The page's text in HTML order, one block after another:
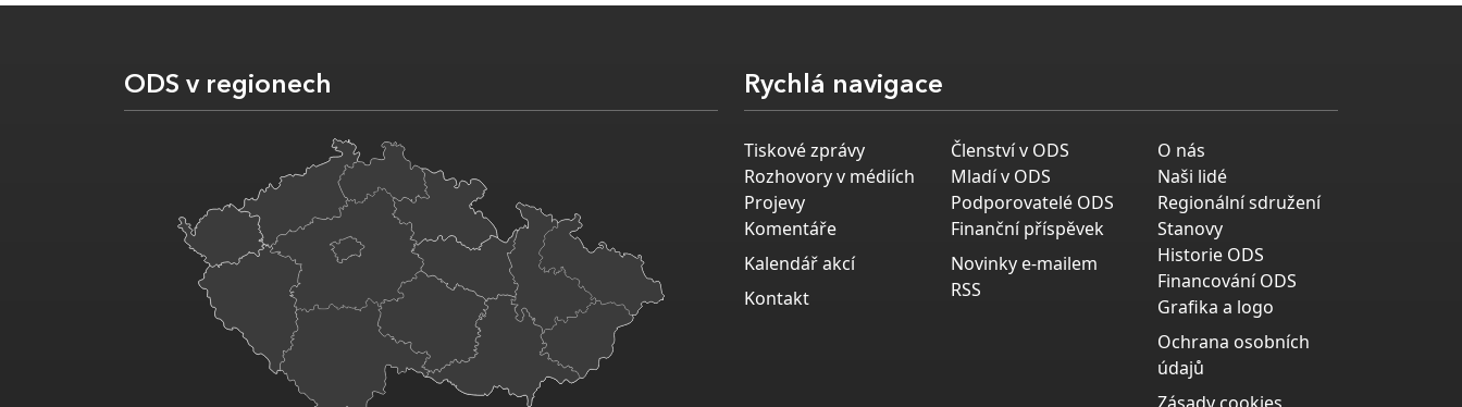
ODS v regionech Rychlá navigace
Tiskové zprávy
Rozhovory v médiích
Projevy
Komentáře
Kalendář akcí
Kontakt
Členství v ODS
Mladí v ODS
Podporovatelé ODS
Finanční příspěvek
Novinky e-mailem
RSS
O nás
Naši lidé
Regionální sdružení
Stanovy
Historie ODS
Financování ODS
Grafika a logo
Ochrana osobních
údajů